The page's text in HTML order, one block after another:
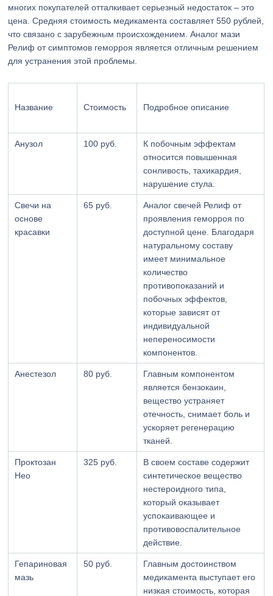
многих покупателей отталкивает серьезный недостаток – это
цена. Средняя стоимость медикамента составляет 550 рублей,
что связано с зарубежным происхождением. Аналог мази
Релиф от симптомов геморроя является отличным решением
для устранения этой проблемы.
Название Стоимость Подробное описание
Анузол 100 руб.
К побочным эффектам
относится повышенная
сонливость, тахикардия,
нарушение стула.
Свечи на
основе
красавки
65 руб.
Аналог свечей Релиф от
проявления геморроя по
доступной цене. Благодаря
натуральному составу
имеет минимальное
количество
противопоказаний и
побочных эффектов,
которые зависят от
индивидуальной
непереносимости
компонентов.
Анестезол 80 руб.
Главным компонентом
является бензокаин,
вещество устраняет
отечность, снимает боль и
ускоряет регенерацию
тканей.
Проктозан
Нео
325 руб.
В своем составе содержит
синтетическое вещество
нестероидного типа,
который оказывает
успокаивающее и
противовоспалительное
действие.
Гепариновая
мазь
50 руб.
Главным достоинством
медикамента выступает его
низкая стоимость, которая